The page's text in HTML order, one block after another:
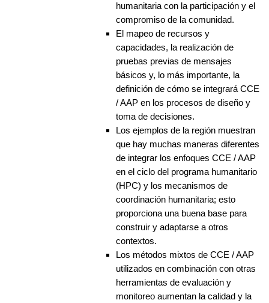
humanitaria con la participación y el
compromiso de la comunidad.
El mapeo de recursos y
capacidades, la realización de
pruebas previas de mensajes
básicos y, lo más importante, la
definición de cómo se integrará CCE
/ AAP en los procesos de diseño y
toma de decisiones.
Los ejemplos de la región muestran
que hay muchas maneras diferentes
de integrar los enfoques CCE / AAP
en el ciclo del programa humanitario
(HPC) y los mecanismos de
coordinación humanitaria; esto
proporciona una buena base para
construir y adaptarse a otros
contextos.
Los métodos mixtos de CCE / AAP
utilizados en combinación con otras
herramientas de evaluación y
monitoreo aumentan la calidad y la